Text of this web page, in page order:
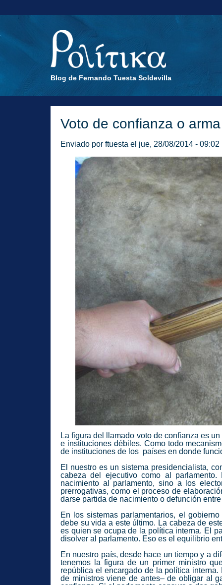
Blog de Fernando Tuesta Soldevilla
Voto de confianza o
Enviado por ftuesta el jue, 28/08/2014 - 09:02
La figura del llamado voto de confianza es
e instituciones débiles. Como todo
de instituciones de los países en donde
El nuestro es un sistema presidencialista,
cabeza del ejecutivo como al
nacimiento al parlamento, sino a los
prerrogativas, como el proceso de
darse partida de nacimiento o defunción
En los sistemas parlamentarios, el
debe su vida a este último. La cabeza de
es quien se ocupa de la política interna. El
disolver al parlamento. Eso es el equilibrio
En nuestro país, desde hace un tiempo y a
tenemos la figura de un primer ministro
república el encargado de la política
de ministros viene de antes– de obligar al